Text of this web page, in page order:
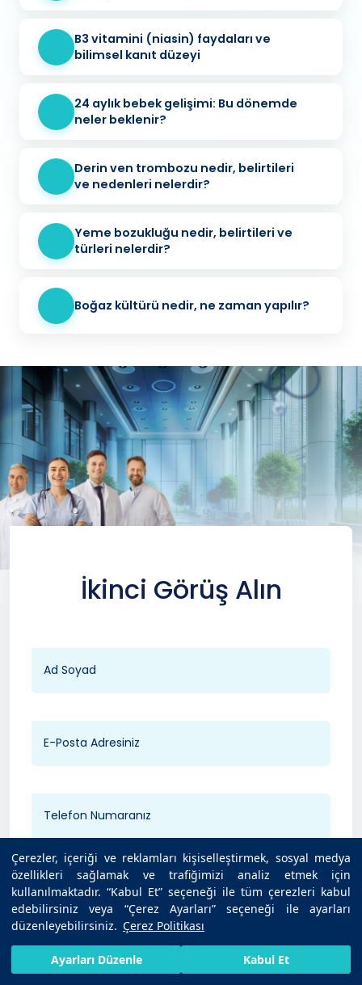
Çerezler, içeriği ve reklamları kişiselleştirmek, sosyal medya
özellikleri sağlamak ve trafiğimizi analiz etmek için
kullanılmaktadır. “Kabul Et” seçeneği ile tüm çerezleri kabul
edebilirsiniz veya “Çerez Ayarları” seçeneği ile ayarları
düzenleyebilirsiniz. Çerez Politikası
Ayarları Düzenle Kabul Et
B3 vitamini (niasin) faydaları ve
bilimsel kanıt düzeyi
24 aylık bebek gelişimi: Bu dönemde
neler beklenir?
Derin ven trombozu nedir, belirtileri
ve nedenleri nelerdir?
Yeme bozukluğu nedir, belirtileri ve
türleri nelerdir?
Boğaz kültürü nedir, ne zaman yapılır?
İkinci Görüş Alın
Hastane Seçin
HIZLI RANDEVU AL BIZE ULAŞIN